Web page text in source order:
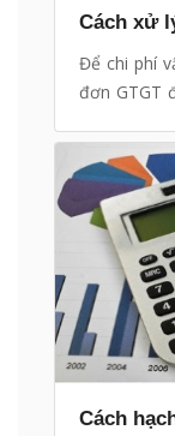
Để chi phí
đơn GTGT
hướng dẫn
trung tâm